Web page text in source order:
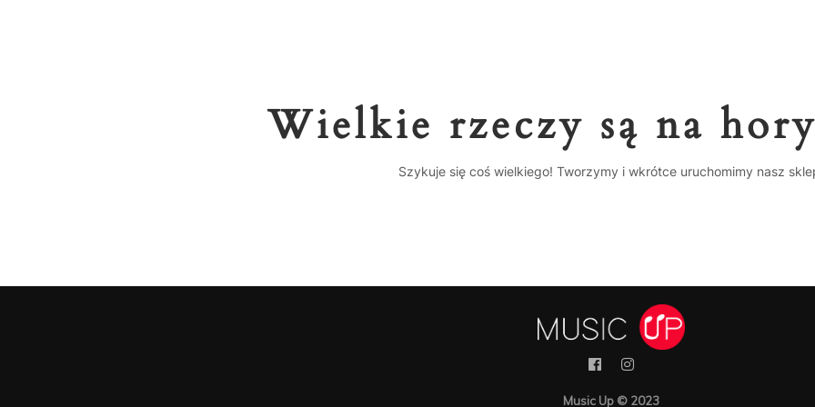
Wielkie rzeczy są na
Szykuje się coś wielkiego! Tworzymy i wkrótce uruchomimy nasz
Music Up © 2023